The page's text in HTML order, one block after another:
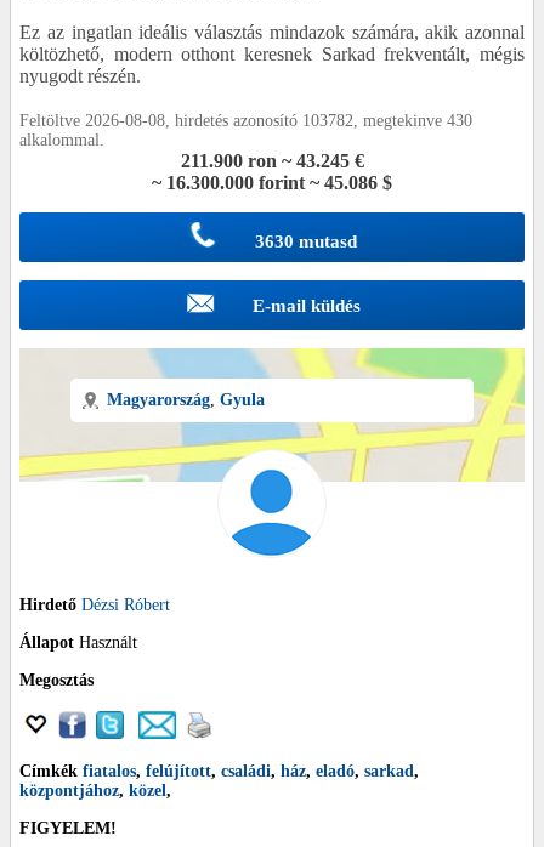
Ez az ingatlan ideális választás mindazok számára, akik azonnal
költözhető, modern otthont keresnek Sarkad frekventált, mégis
nyugodt részén.
Feltöltve 2026-08-08, hirdetés azonosító 103782, megtekinve 430
alkalommal.
211.900 ron ~ 43.245 €
~ 16.300.000 forint ~ 45.086 $
3630 mutasd
E-mail küldés
Magyarország, Gyula
Hirdető Dézsi Róbert
Állapot Használt
Megosztás
Címkék fiatalos, felújított, családi, ház, eladó, sarkad,
központjához, közel,
FIGYELEM!